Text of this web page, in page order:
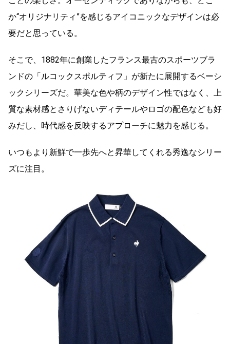
か“オリジナリティ”を感じるアイコニックなデザインは必
要だと思っている。
そこで、1882年に創業したフランス最古のスポーツブラ
ンドの「ルコックスポルティフ」が新たに展開するベーシ
ックシリーズだ。華美な色や柄のデザイン性ではなく、上
質な素材感とさりげないディテールやロゴの配色なども好
みだし、時代感を反映するアプローチに魅力を感じる。
いつもより新鮮で一歩先へと昇華してくれる秀逸なシリー
ズに注目。